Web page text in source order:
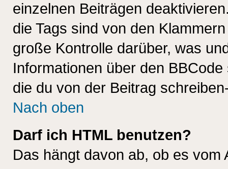
einzelnen Beiträgen
die Tags sind von den
große Kontrolle darüber, was
Informationen über den
die du von der Beitrag
Nach oben
Darf ich HTML benutzen?
Das hängt davon ab, ob es